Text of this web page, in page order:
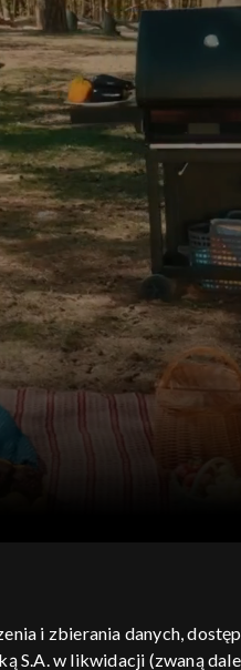
i zbierania danych,
S.A. w likwidacji (zwaną